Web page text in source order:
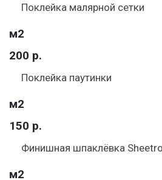
Поклейка малярной сетки
м2
200 р.
Поклейка паутинки
м2
150 р.
Финишная шпаклёвка
м2